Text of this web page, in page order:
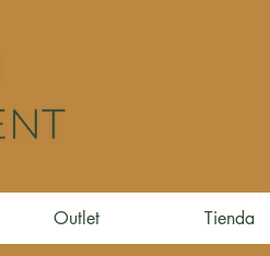
Outlet Tienda